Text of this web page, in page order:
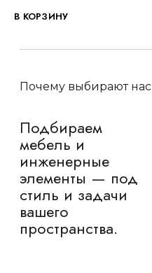
В КОРЗИНУ
Почему выбирают нас
Подбираем
мебель и
инженерные
элементы — под
стиль и задачи
вашего
пространства.